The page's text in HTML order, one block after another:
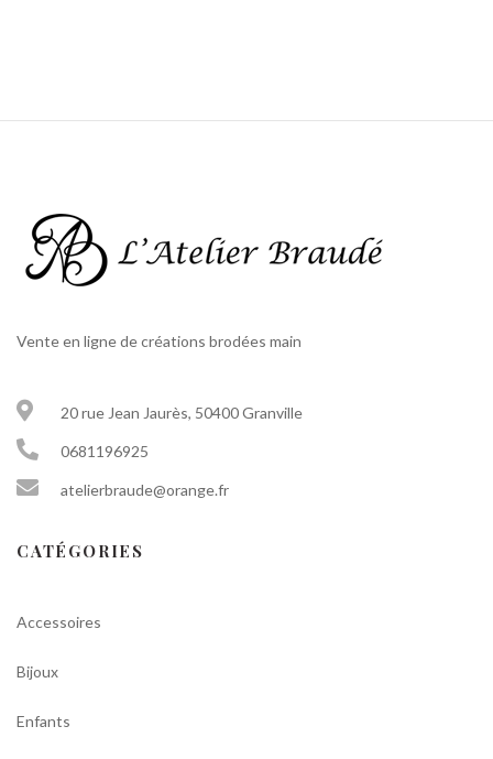
Vente en ligne de créations brodées main
20 rue Jean Jaurès, 50400 Granville
0681196925
atelierbraude@orange.fr
CATÉGORIES
Accessoires
Bijoux
Enfants